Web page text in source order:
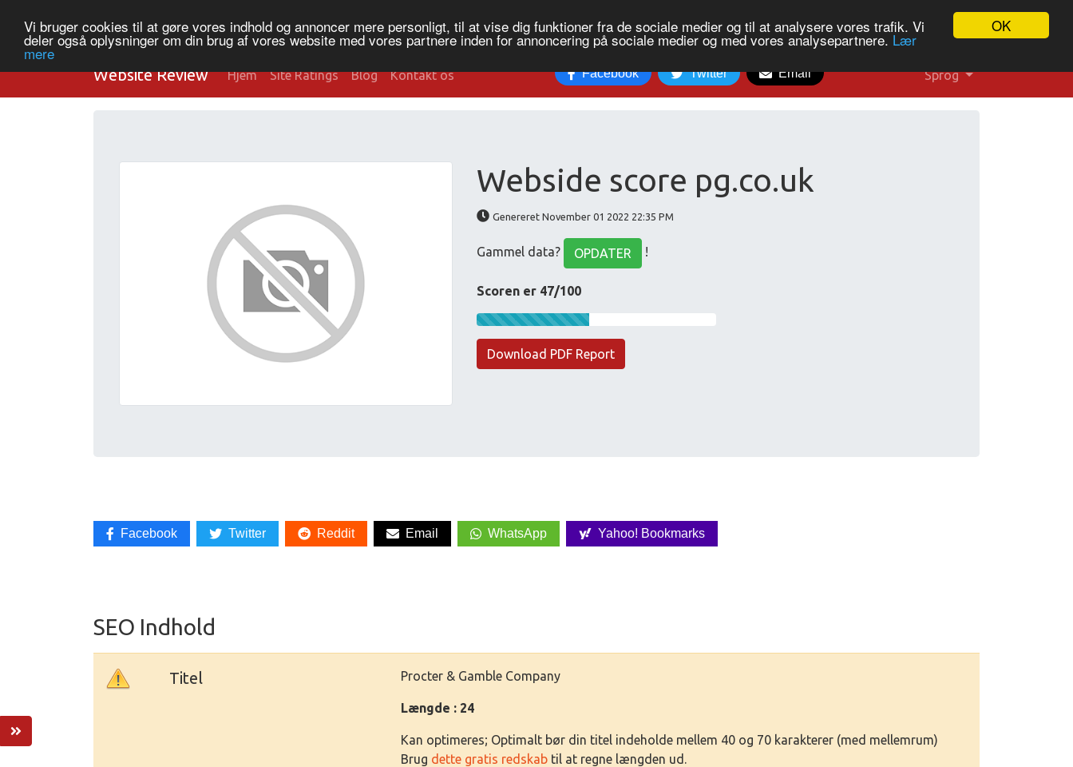
OK
Vi bruger cookies til at gøre vores indhold og annoncer mere personligt, til at vise dig funktioner fra de sociale medier og til at analysere vores trafik. Vi
deler også oplysninger om din brug af vores website med vores partnere inden for annoncering på sociale medier og med vores analysepartnere. Lær
mere
Website Review Hjem Site Ratings Blog Kontakt os Facebook Twitter Email Sprog
Webside score pg.co.uk
Genereret November 01 2022 22:35 PM
Gammel data? OPDATER !
Scoren er 47/100
Download PDF Report
Facebook Twitter Reddit Email WhatsApp Yahoo! Bookmarks
SEO Indhold
Titel Procter & Gamble Company
Længde : 24
Kan optimeres; Optimalt bør din titel indeholde mellem 40 og 70 karakterer (med mellemrum)
Brug dette gratis redskab til at regne længden ud.